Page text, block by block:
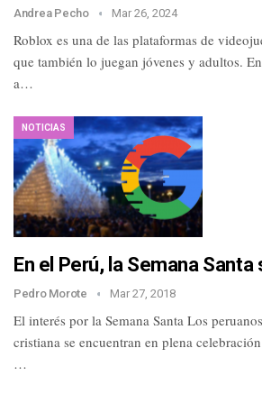
Andrea Pecho Mar 26, 2024
Roblox es una de las plataformas de
que también lo juegan jóvenes y adultos.
a…
NOTICIAS
En el Perú, la Semana
Pedro Morote Mar 27, 2018
El interés por la Semana Santa Los
cristiana se encuentran en plena
…